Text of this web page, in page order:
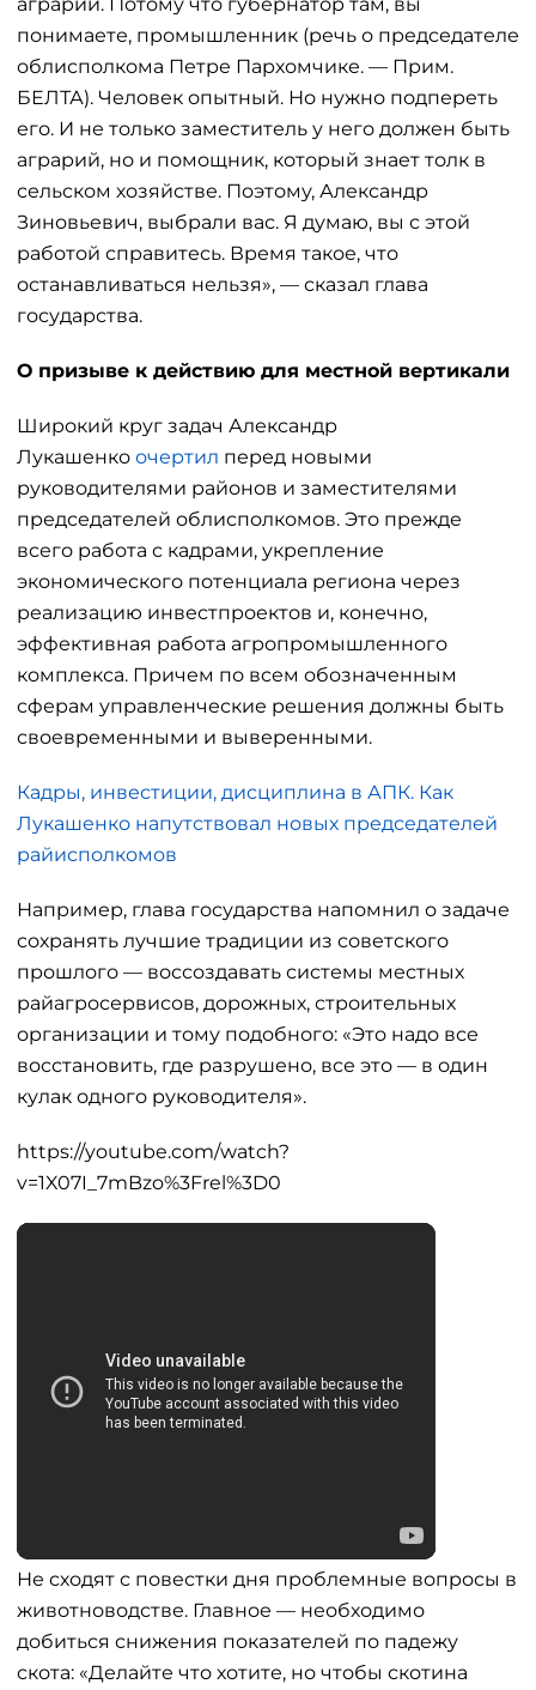
понимаете, промышленник (речь о председателе
облисполкома Петре Пархомчике. — Прим.
БЕЛТА). Человек опытный. Но нужно подпереть
его. И не только заместитель у него должен быть
аграрий, но и помощник, который знает толк в
сельском хозяйстве. Поэтому, Александр
Зиновьевич, выбрали вас. Я думаю, вы с этой
работой справитесь. Время такое, что
останавливаться нельзя», — сказал глава
государства.
О призыве к действию для местной вертикали
Широкий круг задач Александр
Лукашенко очертил перед новыми
руководителями районов и заместителями
председателей облисполкомов. Это прежде
всего работа с кадрами, укрепление
экономического потенциала региона через
реализацию инвестпроектов и, конечно,
эффективная работа агропромышленного
комплекса. Причем по всем обозначенным
сферам управленческие решения должны быть
своевременными и выверенными.
Кадры, инвестиции, дисциплина в АПК. Как
Лукашенко напутствовал новых председателей
райисполкомов
Например, глава государства напомнил о задаче
сохранять лучшие традиции из советского
прошлого — воссоздавать системы местных
райагросервисов, дорожных, строительных
организации и тому подобного: «Это надо все
восстановить, где разрушено, все это — в один
кулак одного руководителя».
https://youtube.com/watch?
v=1X07I_7mBzo%3Frel%3D0
Не сходят с повестки дня проблемные вопросы в
животноводстве. Главное — необходимо
добиться снижения показателей по падежу
скота: «Делайте что хотите, но чтобы скотина